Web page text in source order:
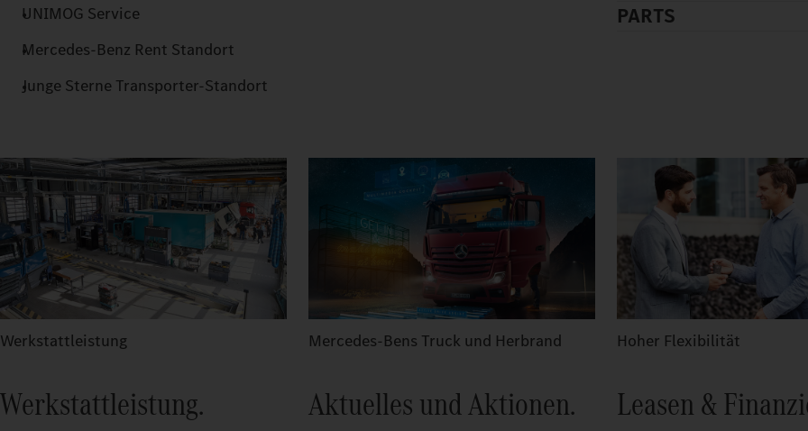
UNIMOG Service
Mercedes-Benz Rent Standort
Junge Sterne Transporter-Standort
PARTS
Werkstattleistung
Werkstattleistung.
Mercedes-Bens Truck und Herbrand
Aktuelles und Aktionen.
Hoher Flexibilität
Leasen &